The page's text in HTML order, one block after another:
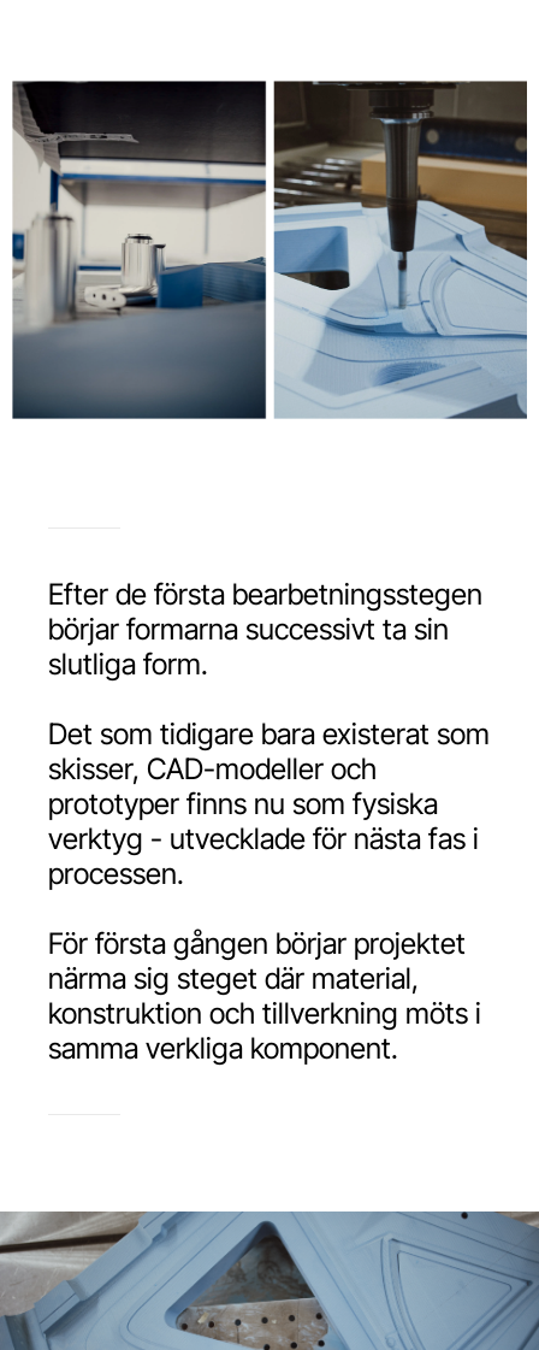
Efter de första bearbetningsstegen
börjar formarna successivt ta sin
slutliga form.
Det som tidigare bara existerat som
skisser, CAD-modeller och
prototyper finns nu som fysiska
verktyg - utvecklade för nästa fas i
processen.
För första gången börjar projektet
närma sig steget där material,
konstruktion och tillverkning möts i
samma verkliga komponent.